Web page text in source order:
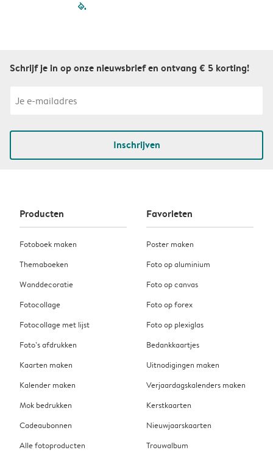
filled-pagination
Schrijf je in op onze nieuwsbrief en ontvang € 5 korting!
Inschrijven
Producten
Fotoboek maken
Themaboeken
Wanddecoratie
Fotocollage
Fotocollage met lijst
Foto’s afdrukken
Kaarten maken
Kalender maken
Mok bedrukken
Cadeaubonnen
Alle fotoproducten
Favorieten
Poster maken
Foto op aluminium
Foto op canvas
Foto op forex
Foto op plexiglas
Bedankkaartjes
Uitnodigingen maken
Verjaardagskalenders maken
Kerstkaarten
Nieuwjaarskaarten
Trouwalbum